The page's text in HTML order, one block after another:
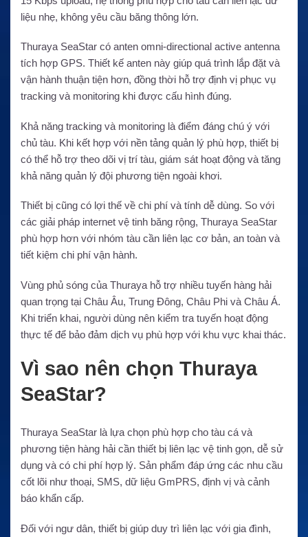
liệu nhẹ, không yêu cầu băng thông lớn.
Thuraya SeaStar có anten omni-directional active antenna
tích hợp GPS. Thiết kế anten này giúp quá trình lắp đặt và
vận hành thuận tiện hơn, đồng thời hỗ trợ định vị phục vụ
tracking và monitoring khi được cấu hình đúng.
Khả năng tracking và monitoring là điểm đáng chú ý với
chủ tàu. Khi kết hợp với nền tảng quản lý phù hợp, thiết bị
có thể hỗ trợ theo dõi vị trí tàu, giám sát hoạt động và tăng
khả năng quản lý đội phương tiện ngoài khơi.
Thiết bị cũng có lợi thế về chi phí và tính dễ dùng. So với
các giải pháp internet vệ tinh băng rộng, Thuraya SeaStar
phù hợp hơn với nhóm tàu cần liên lạc cơ bản, an toàn và
tiết kiệm chi phí vận hành.
Vùng phủ sóng của Thuraya hỗ trợ nhiều tuyến hàng hải
quan trọng tại Châu Âu, Trung Đông, Châu Phi và Châu Á.
Khi triển khai, người dùng nên kiểm tra tuyến hoạt động
thực tế để bảo đảm dịch vụ phù hợp với khu vực khai thác.
Vì sao nên chọn Thuraya
SeaStar?
Thuraya SeaStar là lựa chọn phù hợp cho tàu cá và
phương tiện hàng hải cần thiết bị liên lạc vệ tinh gọn, dễ sử
dụng và có chi phí hợp lý. Sản phẩm đáp ứng các nhu cầu
cốt lõi như thoại, SMS, dữ liệu GmPRS, định vị và cảnh
báo khẩn cấp.
Đối với ngư dân, thiết bị giúp duy trì liên lạc với gia đình,